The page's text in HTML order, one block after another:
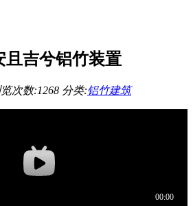
且吉兮铝竹装置
次数:1268 分类:铝竹建筑